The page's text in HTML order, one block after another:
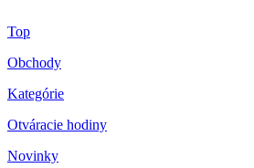
Top
Obchody
Kategórie
Otváracie hodiny
Novinky